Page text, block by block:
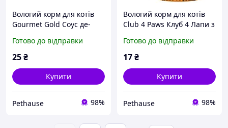
Вологий корм для котів
Gourmet Gold Соус де-
консерви для котів
Готово до відправки
25₴
Купити
Pethause 98%
Вологий корм для котів
Club 4 Paws Клуб 4 Лапи з
шт (4820269142527)
Готово до відправки
17₴
Купити
Pethause 98%